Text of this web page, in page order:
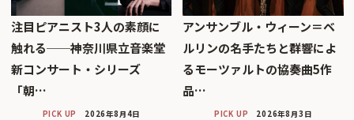
注目ピアニスト3人の素顔に
触れる──神奈川県立音楽堂
新コンサート・シリーズ
「朝…
PICK UP 2026年8月4日
アンサンブル・ウィーン＝ベ
ルリンの名手たちと群響によ
るモーツァルトの協奏曲5作
品…
PICK UP 2026年8月3日